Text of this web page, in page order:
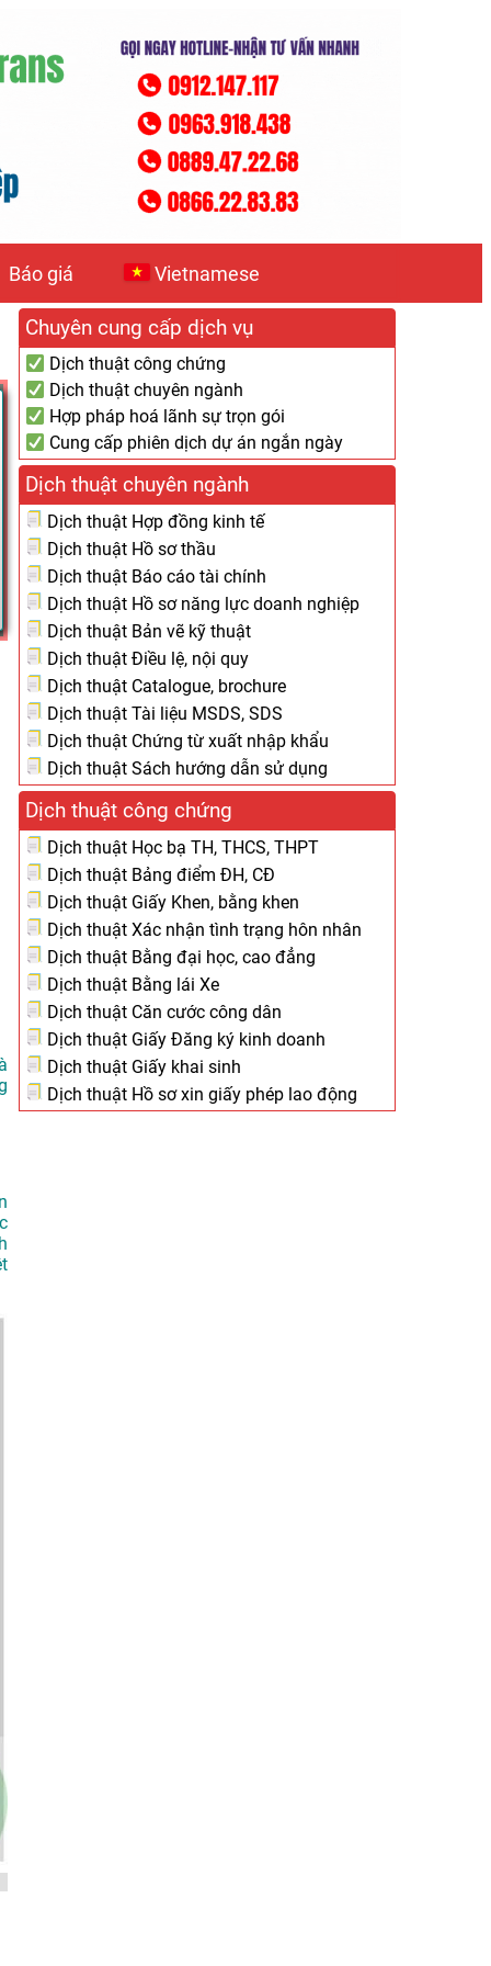
Báo giá Vietnamese
Chuyên cung cấp dịch vụ
Dịch thuật công chứng
Dịch thuật chuyên ngành
Hợp pháp hoá lãnh sự trọn gói
Cung cấp phiên dịch dự án ngắn ngày
Dịch thuật chuyên ngành
Dịch thuật Hợp đồng kinh tế
Dịch thuật Hồ sơ thầu
Dịch thuật Báo cáo tài chính
Dịch thuật Hồ sơ năng lực doanh nghiệp
Dịch thuật Bản vẽ kỹ thuật
Dịch thuật Điều lệ, nội quy
Dịch thuật Catalogue, brochure
Dịch thuật Tài liệu MSDS, SDS
Dịch thuật Chứng từ xuất nhập khẩu
Dịch thuật Sách hướng dẫn sử dụng
Dịch thuật công chứng
Dịch thuật Học bạ TH, THCS, THPT
Dịch thuật Bảng điểm ĐH, CĐ
Dịch thuật Giấy Khen, bằng khen
Dịch thuật Xác nhận tình trạng hôn nhân
Dịch thuật Bằng đại học, cao đẳng
Dịch thuật Bằng lái Xe
Dịch thuật Căn cước công dân
Dịch thuật Giấy Đăng ký kinh doanh
Dịch thuật Giấy khai sinh
Dịch thuật Hồ sơ xin giấy phép lao động